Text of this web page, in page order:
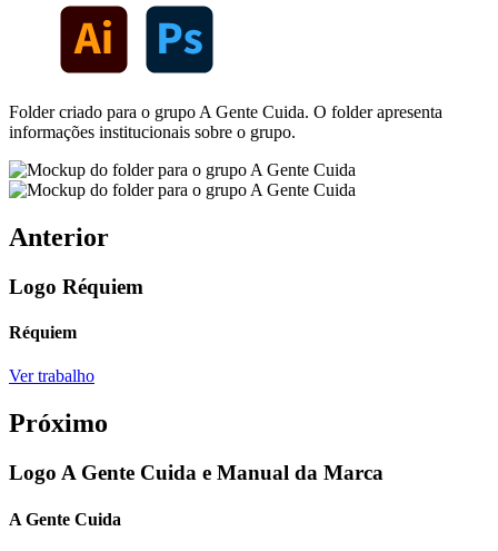
Folder criado para o grupo A Gente Cuida. O folder apresenta
informações institucionais sobre o grupo.
Anterior
Logo Réquiem
Réquiem
Ver trabalho
Próximo
Logo A Gente Cuida e Manual da Marca
A Gente Cuida